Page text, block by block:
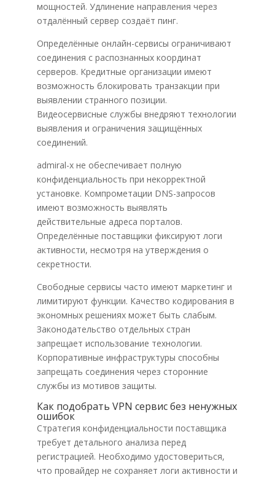
мощностей. Удлинение направления через
отдалённый сервер создаёт пинг.
Определённые онлайн-сервисы ограничивают
соединения с распознанных координат
серверов. Кредитные организации имеют
возможность блокировать транзакции при
выявлении странного позиции.
Видеосервисные службы внедряют технологии
выявления и ограничения защищённых
соединений.
admiral-x не обеспечивает полную
конфиденциальность при некорректной
установке. Компрометации DNS-запросов
имеют возможность выявлять
действительные адреса порталов.
Определённые поставщики фиксируют логи
активности, несмотря на утверждения о
секретности.
Свободные сервисы часто имеют маркетинг и
лимитируют функции. Качество кодирования в
экономных решениях может быть слабым.
Законодательство отдельных стран
запрещает использование технологии.
Корпоративные инфраструктуры способны
запрещать соединения через сторонние
службы из мотивов защиты.
Как подобрать VPN сервис без ненужных
ошибок
Стратегия конфиденциальности поставщика
требует детального анализа перед
регистрацией. Необходимо удостовериться,
что провайдер не сохраняет логи активности и